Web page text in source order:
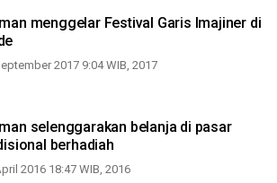
menggelar Festival Garis Imajiner di
2017 9:04 WIB, 2017
selenggarakan belanja di pasar
berhadiah
2016 18:47 WIB, 2016